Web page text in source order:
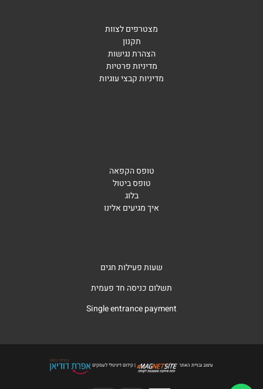
מצטרפים לצוות
תקנון
הצהרת נגישות
מדיניות פרטיות
מדיניות קבצי עוגיות
טופס הקפאה
טופס ביטול
בלוג
איך מגיעים אלינו
שעות פעילות חגים
תשלום כניסה חד פעמית
Single entrance payment
עיצוב ובניית האתר | קידום דיגיטלי לעסקים